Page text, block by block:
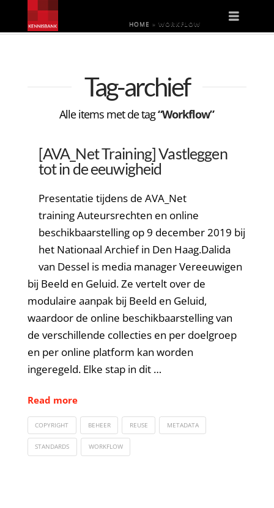
HOME » WORKFLOW
Tag-archief
Alle items met de tag“Workflow”
[AVA_Net Training] Vastleggen
tot in de eeuwigheid
Presentatie tijdens de AVA_Net
training Auteursrechten en online
beschikbaarstelling op 9 december 2019 bij
het Nationaal Archief in Den Haag.Dalida
van Dessel is media manager Vereeuwigen
bij Beeld en Geluid. Ze vertelt over de
modulaire aanpak bij Beeld en Geluid,
waardoor de online beschikbaarstelling van
de verschillende collecties en per doelgroep
en per online platform kan worden
ingeregeld. Elke stap in dit …
Read more
COPYRIGHT BEHEER REUSE METADATA
STANDARDS WORKFLOW